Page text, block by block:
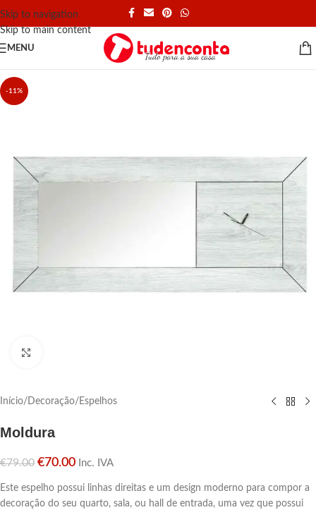
Skip to navigation
Skip to main content
MENU
-11%
Início/ Decoração/ Espelhos
Moldura
€79.00 €70.00 Inc. IVA
Este espelho possui linhas direitas e um design moderno para compor a
decoração do seu quarto, sala, ou hall de entrada, uma vez que possui